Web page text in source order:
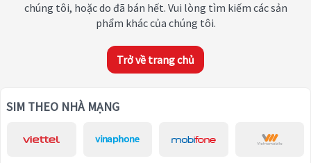
chúng tôi, hoặc do đã bán hết. Vui lòng tìm kiếm các sản
phẩm khác của chúng tôi.
Trở về trang chủ
SIM THEO NHÀ MẠNG